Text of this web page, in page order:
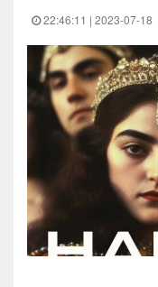
22:46:11 | 2023-07-18